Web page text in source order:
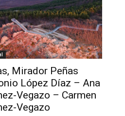
Mirador Peñas
López Díaz – Ana
Vegazo – Carmen
Vegazo